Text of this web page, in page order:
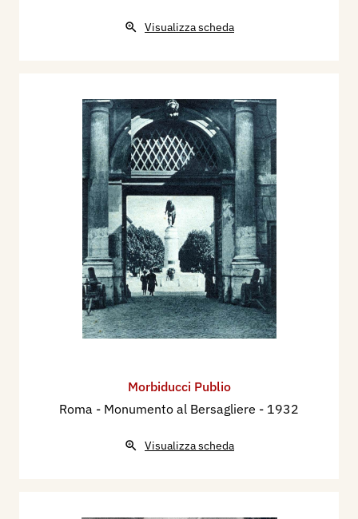
Visualizza scheda
Morbiducci Publio
Roma - Monumento al Bersagliere - 1932
Visualizza scheda